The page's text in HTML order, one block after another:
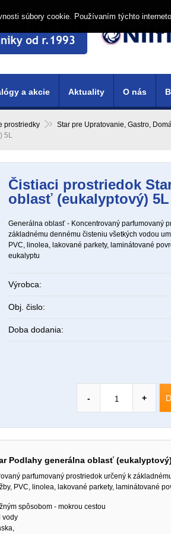
prostriedky Star pre Upratovanie, Gastro,
5L
Čistiaci prostriedok
oblasť (eukalyptový) 5L
Generálna oblasť - Koncentrovaný parfumovaný
základnému dennému čisteniu všetkých vodou
PVC, linolea, lakované parkety, laminátované
eukalyptu
Výrobca:
Obj. čislo:
Doba dodania:
- +
Podlahy generálna oblasť
parfumovaný prostriedok určený k
PVC, linolea, lakované parkety, laminátované
spôsobom - mokrou cestou
vody
a akcie Aktuality O nás
súbory cookie. Používaním týchto